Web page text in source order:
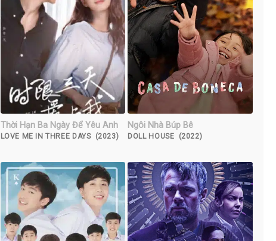
Thời Hạn Ba Ngày Để Yêu Anh
LOVE ME IN THREE DAYS (2023)
Ngôi Nhà Búp Bê
DOLL HOUSE (2022)